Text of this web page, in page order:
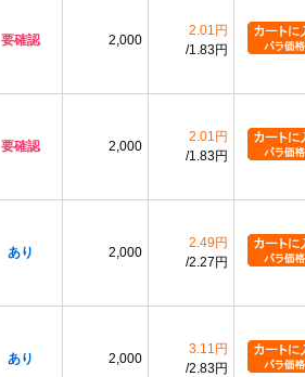
要確認 2,000
2.01円
1.83円
要確認 2,000
2.01円
1.83円
あり 2,000
2.49円
2.27円
あり 2,000
3.11円
2.83円